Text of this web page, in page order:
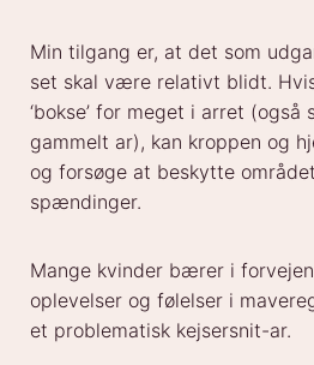
Min tilgang er, at det som
set skal være relativt blidt.
‘bokse’ for meget i arret (også
gammelt ar), kan kroppen og
og forsøge at beskytte
spændinger.
Mange kvinder bærer i
oplevelser og følelser i
et problematisk kejsersnit-ar.